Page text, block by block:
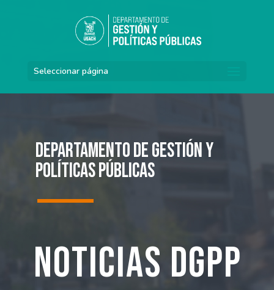
Seleccionar página
Departamento de Gestión y
Políticas Públicas
Noticias DGPP